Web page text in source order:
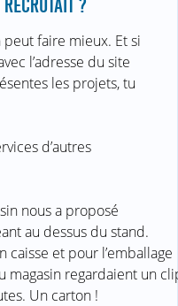
?
peut faire mieux. Et si
l’adresse du site
les projets, tu
d’autres
nous a proposé
au dessus du stand.
caisse et pour l’emballage
magasin regardaient un
Un carton !